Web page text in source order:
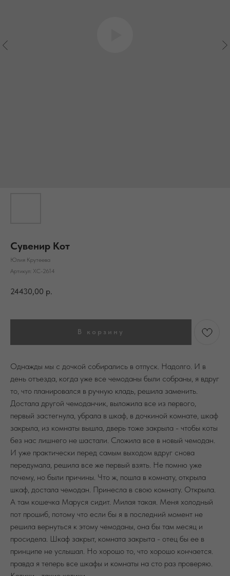
Сувенир Кот
Юлия Крутеева
Артикул: ХС-2614
24430,00 р.
В корзину
Однажды мы с дочкой собирались в отпуск. Надолго. И в
день отъезда, когда уже все чемоданы были собраны, я вдруг
то, что планировался в ручную кладь, решила заменить.
Достала другой чемоданчик, выложила все из первого,
первый застегнула, убрала в шкаф, в дочкиной комнате, шкаф
закрыла, из комнаты вышла, дверь тоже закрыла - чтобы коты
без нас лишнего не шастали. Сложила все в новый чемодан.
И уже практически перед самым выходом вдруг снова
передумала, решила все же первый взять. Не помню уже
почему, но были причины. Что ж, пошла в комнату, открыла
шкаф, достала чемодан. Принесла в свою комнату. Открыла.
А там кошечка Маруся сидит. Милая такая. Меня холодный
пот прошиб, потому что если бы я в последний момент не
решила вернуться к этому чемоданы, она бы там месяц и
просидела. Шкаф закрыт, комната закрыта - отец бы ее в
принципе не услышал. Но хорошо то, что хорошо кончается.
правда я теперь все шкафы и комнаты на сто раз проверяю.